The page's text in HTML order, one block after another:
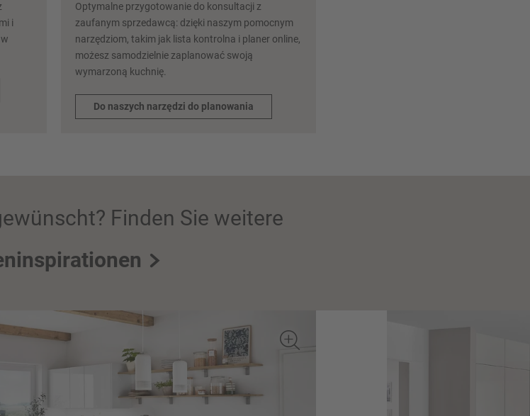
i
Optymalne przygotowanie do konsultacji z
zaufanym sprzedawcą: dzięki naszym pomocnym
narzędziom, takim jak lista kontrolna i planer online,
możesz samodzielnie zaplanować swoją
wymarzoną kuchnię.
Do naszych narzędzi do planowania
Finden Sie weitere